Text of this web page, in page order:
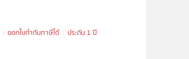
ออกใบกำกับภาษีได้
ประกัน 1 ปี